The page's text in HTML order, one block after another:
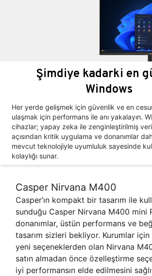
Şimdiye kadarki en
Windows
Her yerde gelişmek için güvenlik ve en
ulaşmak için performans ile anı yakalayın.
cihazlar; yapay zeka ile zenginleştirilmiş
açısından kritik uygulama ve donanımlar
mevcut teknolojiyle uyumluluk sayesinde
kolaylığı sunar.
Casper Nirvana M400
Casper’ın kompakt bir tasarım ile
sunduğu Casper Nirvana M400 mini
donanımlar, üstün performans ve
tasarım sizleri bekliyor. Kurumlar
yeni seçeneklerden olan Nirvana
satın almadan önce özelleştirme
iyi performansın elde edilmesini